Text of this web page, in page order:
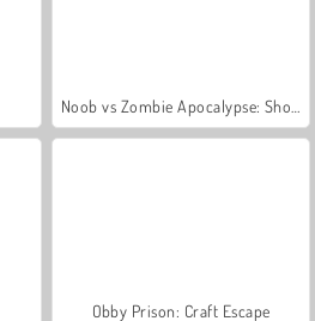
Obby Prison: Craft Escape